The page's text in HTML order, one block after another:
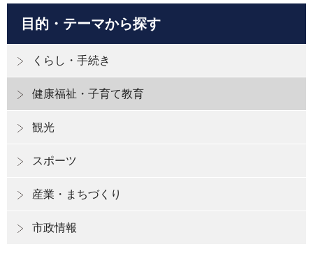
目的・テーマから探す
くらし・手続き
健康福祉・子育て教育
観光
スポーツ
産業・まちづくり
市政情報